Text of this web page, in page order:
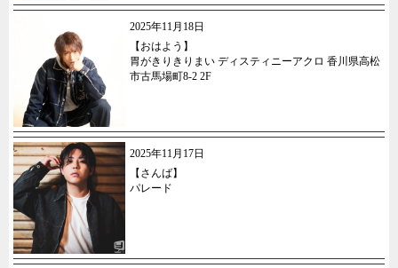
2025年11月18日
【おはよう】
胃がきりきりまい ディスティニーアクロ 香川県高松
市古馬場町8-2 2F
2025年11月17日
【さんば】
パレード